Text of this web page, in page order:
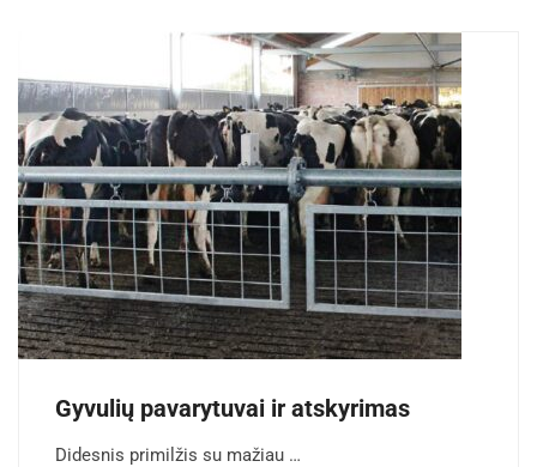
Gyvulių pavarytuvai ir atskyrimas
Didesnis primilžis su mažiau …